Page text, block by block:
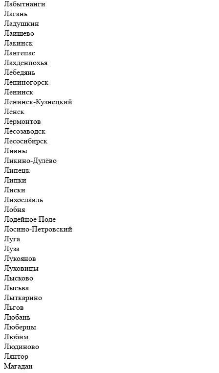
Лабытнанги
Лагань
Ладушкин
Лаишево
Лакинск
Лангепас
Лахденпохья
Лебедянь
Лениногорск
Ленинск
Ленинск-Кузнецкий
Ленск
Лермонтов
Лесозаводск
Лесосибирск
Ливны
Ликино-Дулёво
Липецк
Липки
Лиски
Лихославль
Лобня
Лодейное Поле
Лосино-Петровский
Луга
Луза
Лукоянов
Луховицы
Лысково
Лысьва
Лыткарино
Льгов
Любань
Люберцы
Любим
Людиново
Лянтор
Магадан